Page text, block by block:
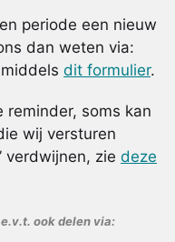
periode een nieuw
dan weten via:
dit formulier.
reminder, soms kan
wij versturen
verdwijnen, zie deze
ook delen via: